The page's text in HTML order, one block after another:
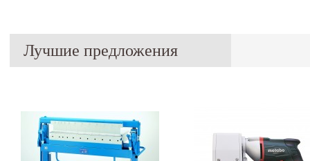
Лучшие предложения